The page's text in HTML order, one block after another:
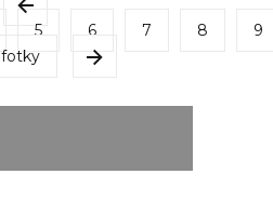
5 6 7 8
9